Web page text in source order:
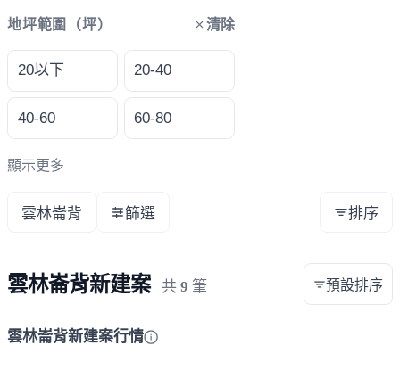
地坪範圍（坪） 清除
20以下 20-40
40-60 60-80
顯示更多
雲林崙背 篩選 排序
雲林崙背新建案 共 9 筆 預設排序
雲林崙背新建案行情